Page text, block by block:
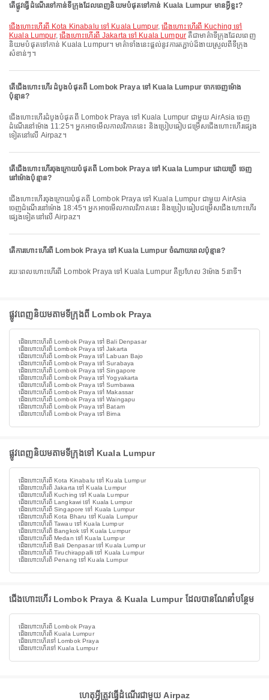
តើផ្លូវធ្វើដំណើរទៅកាន់ទីក្រុងដែលពេញនិយមបំផុតទៅកាន់ Kuala Lumpur មានអ្វីខ្លះ?
ជើងហោះហើរពី Kota Kinabalu ទៅ Kuala Lumpur,ជើងហោះហើរពី Kuching ទៅ
Kuala Lumpur, ជើងហោះហើរពី Jakarta ទៅ Kuala Lumpur គឺជាមាគ៌ាទីក្រុងដែលពេញ
និយមបំផុតទៅកាន់ Kuala Lumpur។ មាគ៌ាទាំងនេះផ្តល់នូវការតភ្ជាប់ដ៏ងាយស្រួលពីទីក្រុង
សំខាន់ៗ។
តើជើងហោះហើរ ដំបូងបំផុតពី Lombok Praya ទៅ Kuala Lumpur ចាកចេញម៉ោង
ប៉ុន្មាន?
ជើងហោះហើរដំបូងបំផុតពី Lombok Praya ទៅ Kuala Lumpur ជាមួយ AirAsia ចេញ
ដំណើរនៅម៉ោង 11:25។ អ្នកអាចមើលកាលវិភាគនេះ និងប្រៀបធៀបជម្រើសជើងហោះហើរផ្សេង
ទៀតនៅលើ Airpaz។
តើជើងហោះហើរចុងក្រោយបំផុតពី Lombok Praya ទៅ Kuala Lumpur ដោយប្រើ ចេញ
នៅម៉ោងប៉ុន្មាន?
ជើងហោះហើរចុងក្រោយបំផុតពី Lombok Praya ទៅ Kuala Lumpur ជាមួយ AirAsia
ចេញដំណើរនៅម៉ោង 18:45។ អ្នកអាចមើលកាលវិភាគនេះ និងប្រៀបធៀបជម្រើសជើងហោះហើរ
ផ្សេងទៀតនៅលើ Airpaz។
តើការហោះហើរពី Lombok Praya ទៅ Kuala Lumpur ចំណាយពេលប៉ុន្មាន?
រយៈពេលហោះហើរពី Lombok Praya ទៅ Kuala Lumpur គឺប្រហែល 3ម៉ោង 5នាទី។
ផ្លូវពេញនិយមតាមទីក្រុងពី Lombok Praya
ជើងហោះហើរពី Lombok Praya ទៅ Bali Denpasar
ជើងហោះហើរពី Lombok Praya ទៅ Jakarta
ជើងហោះហើរពី Lombok Praya ទៅ Labuan Bajo
ជើងហោះហើរពី Lombok Praya ទៅ Surabaya
ជើងហោះហើរពី Lombok Praya ទៅ Singapore
ជើងហោះហើរពី Lombok Praya ទៅ Yogyakarta
ជើងហោះហើរពី Lombok Praya ទៅ Sumbawa
ជើងហោះហើរពី Lombok Praya ទៅ Makassar
ជើងហោះហើរពី Lombok Praya ទៅ Waingapu
ជើងហោះហើរពី Lombok Praya ទៅ Batam
ជើងហោះហើរពី Lombok Praya ទៅ Bima
ផ្លូវពេញនិយមតាមទីក្រុងទៅ Kuala Lumpur
ជើងហោះហើរពី Kota Kinabalu ទៅ Kuala Lumpur
ជើងហោះហើរពី Jakarta ទៅ Kuala Lumpur
ជើងហោះហើរពី Kuching ទៅ Kuala Lumpur
ជើងហោះហើរពី Langkawi ទៅ Kuala Lumpur
ជើងហោះហើរពី Singapore ទៅ Kuala Lumpur
ជើងហោះហើរពី Kota Bharu ទៅ Kuala Lumpur
ជើងហោះហើរពី Tawau ទៅ Kuala Lumpur
ជើងហោះហើរពី Bangkok ទៅ Kuala Lumpur
ជើងហោះហើរពី Medan ទៅ Kuala Lumpur
ជើងហោះហើរពី Bali Denpasar ទៅ Kuala Lumpur
ជើងហោះហើរពី Tiruchirappalli ទៅ Kuala Lumpur
ជើងហោះហើរពី Penang ទៅ Kuala Lumpur
ជើងហោះហើរ Lombok Praya & Kuala Lumpur ដែលបានណែនាំបន្ថែម
ជើងហោះហើរពី Lombok Praya
ជើងហោះហើរពី Kuala Lumpur
ជើងហោះហើរទៅ Lombok Praya
ជើងហោះហើរទៅ Kuala Lumpur
ហេតុអ្វីត្រូវធ្វើដំណើរជាមួយ Airpaz